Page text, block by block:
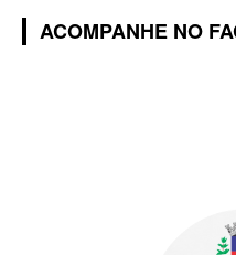
ACOMPANHE NO